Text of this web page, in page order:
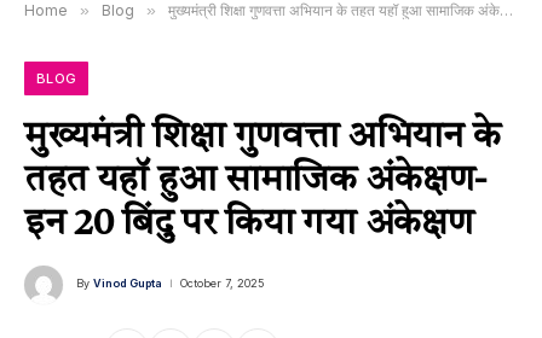
Home » Blog » मुख्यमंत्री शिक्षा गुणवत्ता अभियान के तहत यहॉ हुआ सामाजिक अंकेक्षण-इन 20 बिंदु पर किया गया अंकेक्षण
BLOG
मुख्यमंत्री शिक्षा गुणवत्ता अभियान के
तहत यहॉ हुआ सामाजिक अंकेक्षण-
इन 20 बिंदु पर किया गया अंकेक्षण
By Vinod Gupta October 7, 2025